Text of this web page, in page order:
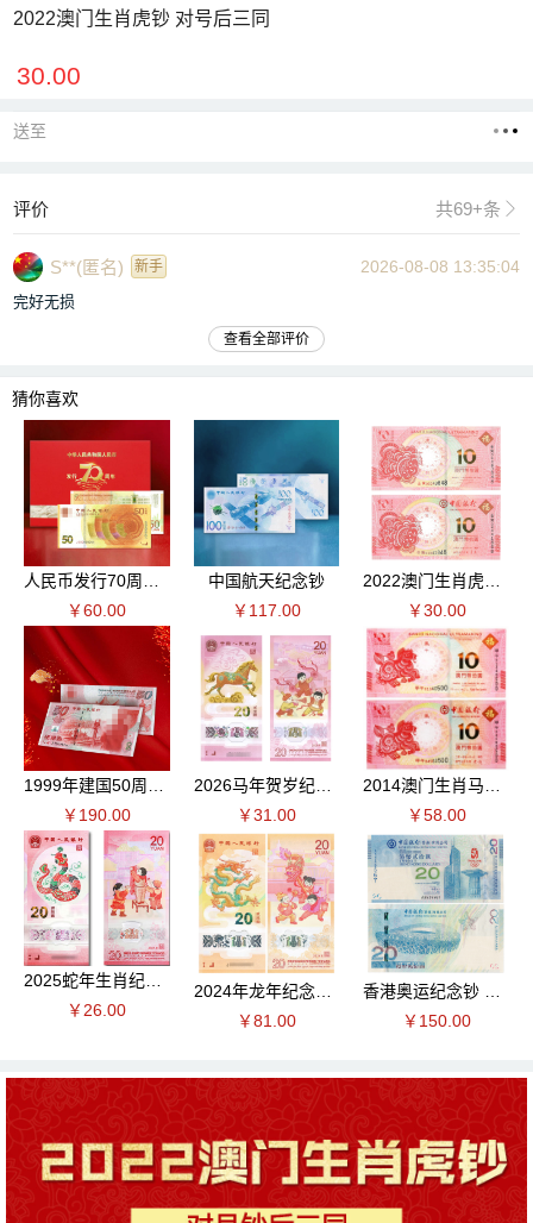
2022澳门生肖虎钞 对号后三同
30.00
送至
评价 共69+条 
S**(匿名) 新手 2026-08-08 13:35:04
完好无损
查看全部评价
猜你喜欢
￥60.00
中国航天纪念钞
￥117.00
￥30.00
1999年建国50周年纪念钞 单张（裸钞）
￥190.00
2026马年贺岁纪念钞 单枚
￥31.00
2014澳门生肖马钞 对号钞后三同
￥58.00
2025蛇年生肖纪念钞
￥26.00
2024年龙年纪念钞 单张
￥81.00
￥150.00